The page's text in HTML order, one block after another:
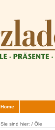
Home
Sie sind hier: / Öle